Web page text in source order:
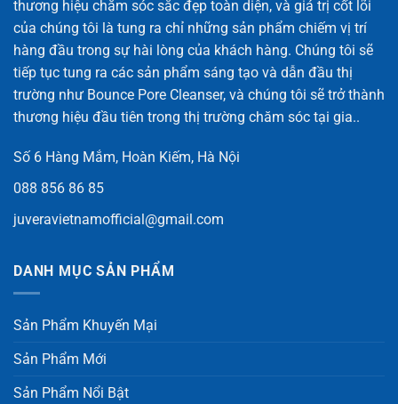
thương hiệu chăm sóc sắc đẹp toàn diện, và giá trị cốt lõi
của chúng tôi là tung ra chỉ những sản phẩm chiếm vị trí
hàng đầu trong sự hài lòng của khách hàng. Chúng tôi sẽ
tiếp tục tung ra các sản phẩm sáng tạo và dẫn đầu thị
trường như Bounce Pore Cleanser, và chúng tôi sẽ trở thành
thương hiệu đầu tiên trong thị trường chăm sóc tại gia..
Số 6 Hàng Mắm, Hoàn Kiếm, Hà Nội
088 856 86 85
juveravietnamofficial@gmail.com
DANH MỤC SẢN PHẨM
Sản Phẩm Khuyến Mại
Sản Phẩm Mới
Sản Phẩm Nổi Bật